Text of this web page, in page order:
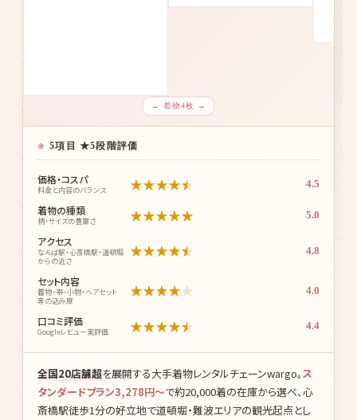
← 着物4枚 →
5項目 ★5段階評価
価格・コスパ
料金と内容のバランス ★★★★★ 4.5
着物の種類
柄・サイズの豊富さ ★★★★★ 5.0
なんば駅・心斎橋駅・道頓堀
からの近さ
★★★★★ 4.8
セット内容
等の込み度
口コミ評価
Googleレビュー実評価 ★★★ ★★ 4.4